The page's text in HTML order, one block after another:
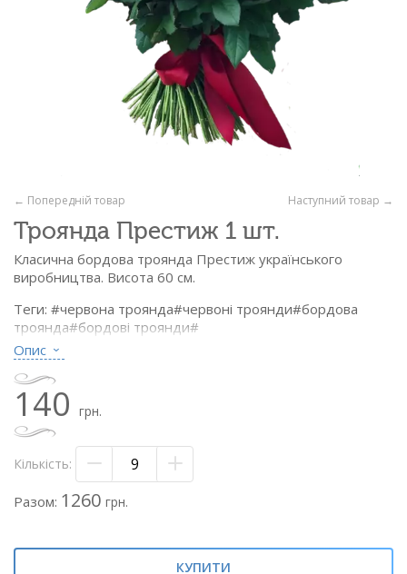
Наступний товар →
← Попередній товар
Троянда Престиж 1 шт.
Класична бордова троянда Престиж українського
виробництва. Висота 60 см.
Теги: #червона троянда#червоні троянди#бордова
троянда#бордові троянди#
#Червона троянда#Червоні троянди#
Опис
140 грн.
Кількість:
Разом: 1260 грн.
КУПИТИ